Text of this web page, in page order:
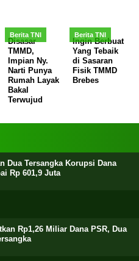
Berita TNI
Disasar
TMMD,
Impian Ny.
Narti Punya
Rumah Layak
Bakal
Terwujud
Berita TNI
Ingin Berbuat
Yang Tebaik
di Sasaran
Fisik TMMD
Brebes
Dua Tersangka Korupsi Dana
Rp 601,9 Juta
Rp1,26 Miliar Dana PSR, Dua